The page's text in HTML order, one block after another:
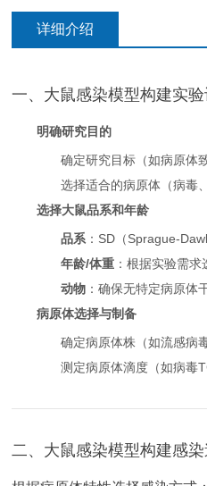
详细介绍
一、大鼠感染模型构建实
明确研究目的
确定研究目标（如病原体
选择适合的病原体（病毒
选择大鼠品系和年龄
品系 ：SD（Sprague-
年龄/体重 ：根据实验需
动物 ：确保无特定病原体
病原体选择与制备
确定病原体株（如流感病
测定病原体滴度（如病毒
二、大鼠感染模型构建感